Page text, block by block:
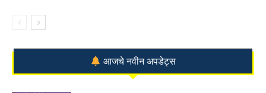
आजचे नवीन अपडेट्स